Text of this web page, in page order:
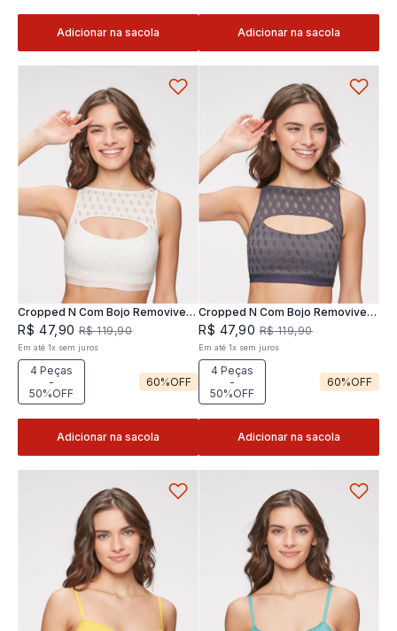
Adicionar na sacola Adicionar na sacola
Cropped N Com Bojo Removivel
Joy
R$ 47, 90 R$ 119,90
Em até1x sem juros
4 Peças
-
50%OFF
60%OFF
Adicionar na sacola
Cropped N Com Bojo Removivel
Joy
R$ 47,90 R$ 119,90
Em até 1x sem juros
4 Peças
-
50%OFF
60%OFF
Adicionar na sacola